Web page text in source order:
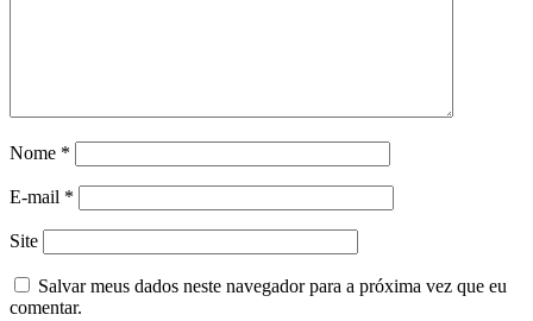
Nome *
E-mail *
Site
Salvar meus dados neste navegador para a próxima vez que eu
comentar.